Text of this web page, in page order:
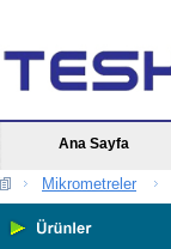
Ana Sayfa
Mikrometreler